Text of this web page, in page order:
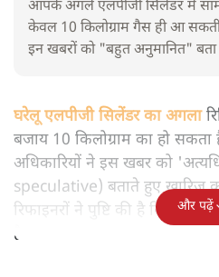
गैस सिलेंडर के लिए लंबी लाइनें ।
पश्चिम एशिया में तनाव के कारण
आपके अगले एलपीजी सिलेंडर में